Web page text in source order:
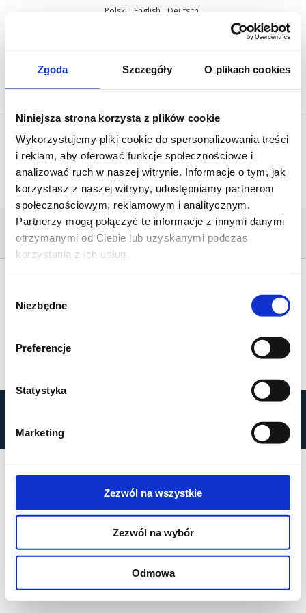
Zgoda Szczegóły O plikach cookies
Niniejsza strona korzysta z plików cookie
Wykorzystujemy pliki cookie do spersonalizowania treści
i reklam, aby oferować funkcje społecznościowe i
analizować ruch w naszej witrynie. Informacje o tym, jak
korzystasz z naszej witryny, udostępniamy partnerom
społecznościowym, reklamowym i analitycznym.
Partnerzy mogą połączyć te informacje z innymi danymi
otrzymanymi od Ciebie lub uzyskanymi podczas
korzystania z ich usług.
zgody
Niezbędne
Preferencje
Statystyka
Marketing
Zezwól na wszystkie
Zezwól na wybór
Odmowa
Polski English Deutsch
+48 61 825 81 11
info@mobilus.pl
IKONA_GRUPY_12N
Home/COSMO | HCT/ ikona_grupy_12n